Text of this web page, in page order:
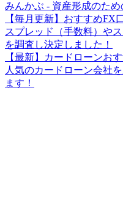
みんかぶ - 資産形成のた
【毎月更新】おすすめFX
スプレッド（手数料）や
を調査し決定しました！
【最新】カードローンお
人気のカードローン会社
ます！